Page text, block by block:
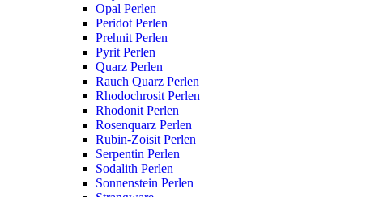
Opal Perlen
Peridot Perlen
Prehnit Perlen
Pyrit Perlen
Quarz Perlen
Rauch Quarz Perlen
Rhodochrosit Perlen
Rhodonit Perlen
Rosenquarz Perlen
Rubin-Zoisit Perlen
Serpentin Perlen
Sodalith Perlen
Sonnenstein Perlen